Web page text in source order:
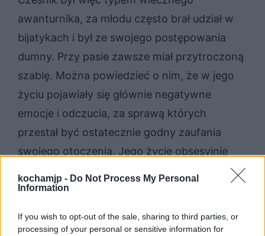
kochamjp - Do Not Process My Personal
Information
If you wish to opt-out of the sale, sharing to third parties, or
processing of your personal or sensitive information for
awanturnika, za młodu często brał udział w
bijatykach i był ze swojego postępowania
dumny. Przy pasie zawsze miał przytroczoną
szablę. Można powiedzieć o nim, że w jego
życiu pojawiały się głównie negatywne
emocje i odczucia, za sprawą których
przestał być ostatecznie godny zaufania
swojego otoczenia. Jego życie obsesyjnie
kręciło się wokół sporu o zamek, nie potrafił
jednak umiejętnie rozgrywać swojego
Honor niewiele znaczył dla Cześnika, co